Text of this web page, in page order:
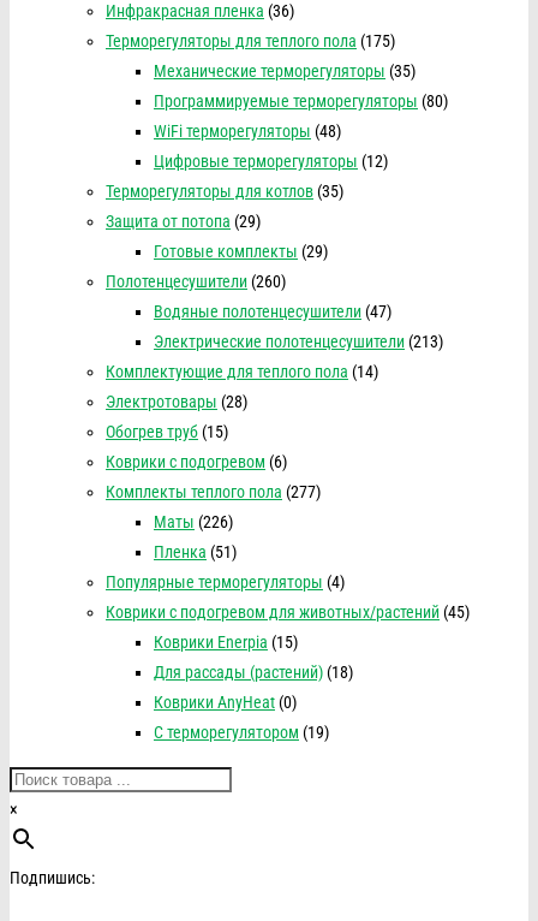
Инфракрасная пленка (36)
Терморегуляторы для теплого пола (175)
Механические терморегуляторы (35)
Программируемые терморегуляторы (80)
WiFi терморегуляторы (48)
Цифровые терморегуляторы (12)
Терморегуляторы для котлов (35)
Защита от потопа (29)
Готовые комплекты (29)
Полотенцесушители (260)
Водяные полотенцесушители (47)
Электрические полотенцесушители (213)
Комплектующие для теплого пола (14)
Электротовары (28)
Обогрев труб (15)
Коврики с подогревом (6)
Комплекты теплого пола (277)
Маты (226)
Пленка (51)
Популярные терморегуляторы (4)
Коврики с подогревом для животных/растений (45)
Коврики Enerpia (15)
Для рассады (растений) (18)
Коврики AnyHeat (0)
С терморегулятором (19)
×
Подпишись: